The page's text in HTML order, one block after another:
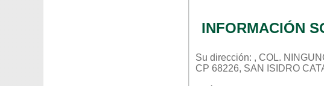
INFORMACIÓN
Su dirección: , COL.
CP 68226, SAN ISIDRO